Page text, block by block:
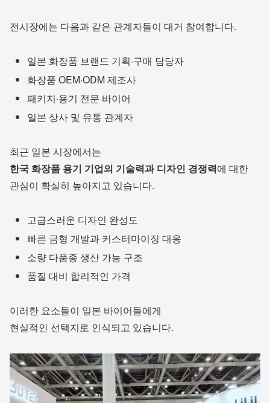
전시장에는 다음과 같은 관계자들이 대거 참여합니다.
일본 화장품 브랜드 기획·구매 담당자
화장품 OEM·ODM 제조사
패키지·용기 전문 바이어
일본 상사 및 유통 관계자
최근 일본 시장에서는
한국 화장품 용기 기업의 기술력과 디자인 경쟁력에 대한
관심이 확실히 높아지고 있습니다.
고급스러운 디자인 완성도
빠른 금형 개발과 커스터마이징 대응
소량 다품종 생산 가능 구조
품질 대비 합리적인 가격
이러한 요소들이 일본 바이어들에게
현실적인 선택지로 인식되고 있습니다.